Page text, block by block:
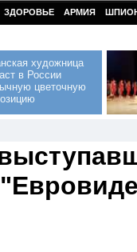
ЗДОРОВЬЕ АРМИЯ
художница
в России
цветочную